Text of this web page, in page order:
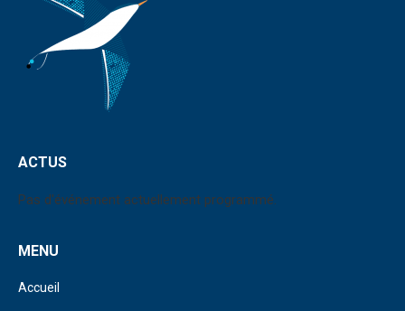
ACTUS
Pas d'événement actuellement programmé.
MENU
Accueil